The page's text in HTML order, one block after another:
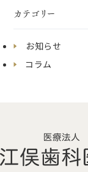
カテゴリー
お知らせ
コラム